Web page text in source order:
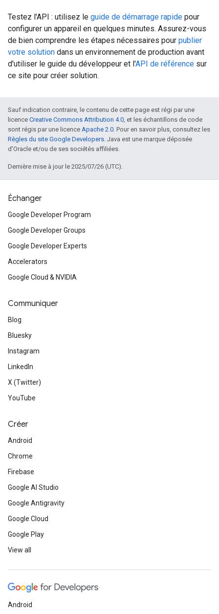
Testez l'API : utilisez le guide de démarrage rapide pour
configurer un appareil en quelques minutes. Assurez-vous
de bien comprendre les étapes nécessaires pour publier
votre solution dans un environnement de production avant
d'utiliser le guide du développeur et l'API de référence sur
ce site pour créer solution.
Sauf indication contraire, le contenu de cette page est régi par une
licence Creative Commons Attribution 4.0, et les échantillons de code
sont régis par une licence Apache 2.0. Pour en savoir plus, consultez les
Règles du site Google Developers. Java est une marque déposée
d'Oracle et/ou de ses sociétés affiliées.
Dernière mise à jour le 2025/07/26 (UTC).
Échanger
Google Developer Program
Google Developer Groups
Google Developer Experts
Accelerators
Google Cloud & NVIDIA
Communiquer
Blog
Bluesky
Instagram
LinkedIn
X (Twitter)
YouTube
Créer
Android
Chrome
Firebase
Google AI Studio
Google Antigravity
Google Cloud
Google Play
View all
Android